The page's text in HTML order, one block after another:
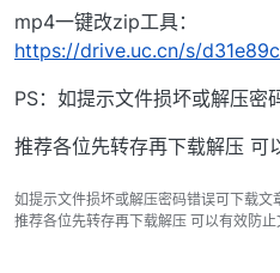
mp4一键改zip工具：
https://drive.uc.cn/s/
PS：如提示文件损坏或解压密
推荐各位先转存再下载解压 可
如提示文件损坏或解压密码错误可下载文
推荐各位先转存再下载解压 可以有效防止